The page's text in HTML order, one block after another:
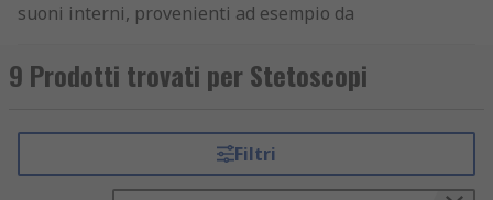
suoni interni, provenienti ad esempio da
Uno stetoscopio si usa per migliorare la durata e
sicurezza e le prestazioni della macchina stessa.
9 Prodotti trovati per Stetoscopi
Filtri